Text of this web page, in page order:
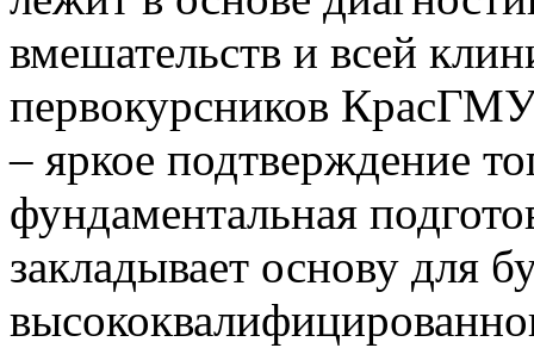
вмешательств и всей
первокурсников
– яркое подтверждение
фундаментальная
закладывает основу для